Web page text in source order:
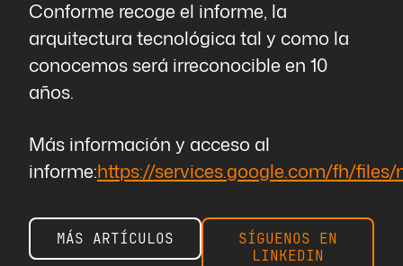
Conforme recoge el informe, la
arquitectura tecnológica tal y como la
conocemos será irreconocible en 10
años.
Más información y acceso al
informe:https://services.google.com/fh/files/
MÁS ARTÍCULOS
SÍGUENOS EN
LINKEDIN